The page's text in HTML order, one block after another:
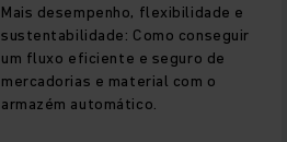
Mais desempenho, flexibilidade e
sustentabilidade: Como conseguir
um fluxo eficiente e seguro de
mercadorias e material com o
armazém automático.